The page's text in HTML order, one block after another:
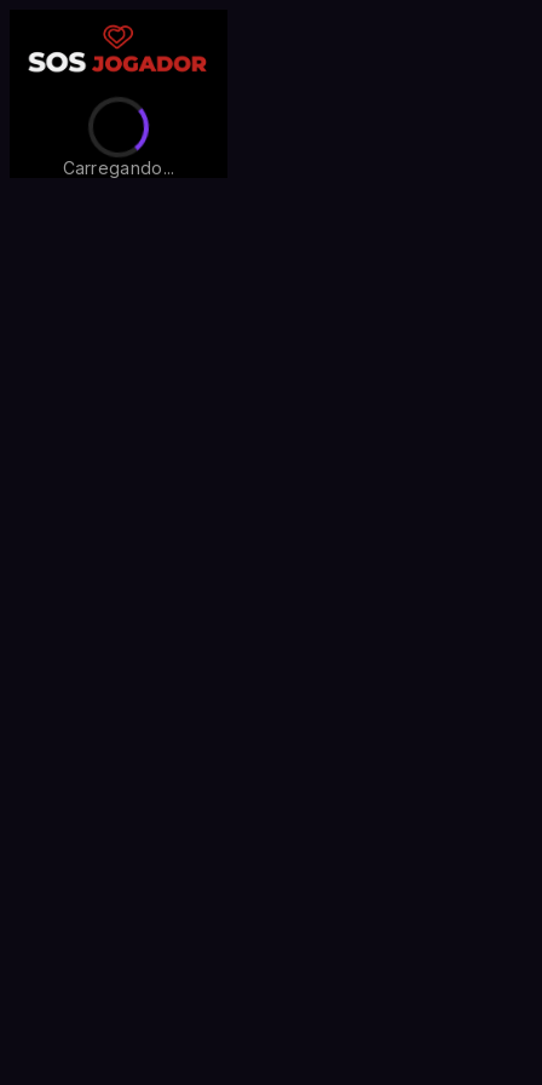
Carregando...